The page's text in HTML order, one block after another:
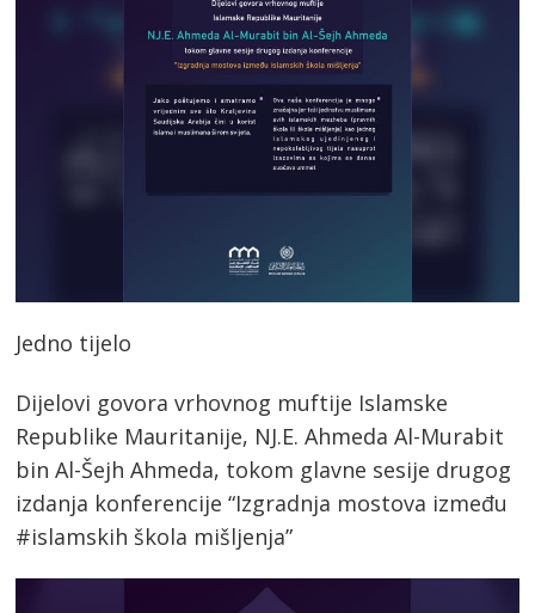
Jedno tijelo
Dijelovi govora vrhovnog muftije Islamske
Republike Mauritanije, NJ.E. Ahmeda Al-Murabit
bin Al-Šejh Ahmeda, tokom glavne sesije drugog
izdanja konferencije “Izgradnja mostova između
#islamskih škola mišljenja”